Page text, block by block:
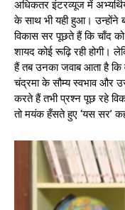
अधिकतर इंटरव्यूज में
के साथ भी यही हुआ। उन्होंने
विकास सर पूछते हैं कि चाँद
शायद कोई रूढ़ि रही होगी।
हैं तब उनका जवाब आता है कि
चंद्रमा के सौम्य स्वभाव और
करते हैं तभी प्रश्न पूछ रहे
तो मयंक हँसते हुए ‘यस सर’